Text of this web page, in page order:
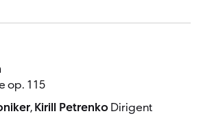
op. 115
, Kirill Petrenko Dirigent